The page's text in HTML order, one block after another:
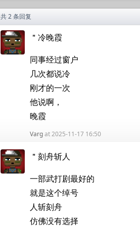
共 2 条回复
＂冷晚霞
同事经过窗户
几次都说冷
刚才的一次
他说啊，
晚霞
Vargat 2025-11-17 16:50
＂刻舟斩人
一部武打剧最好的
就是这个绰号
人斩刻舟
仿佛没有选择